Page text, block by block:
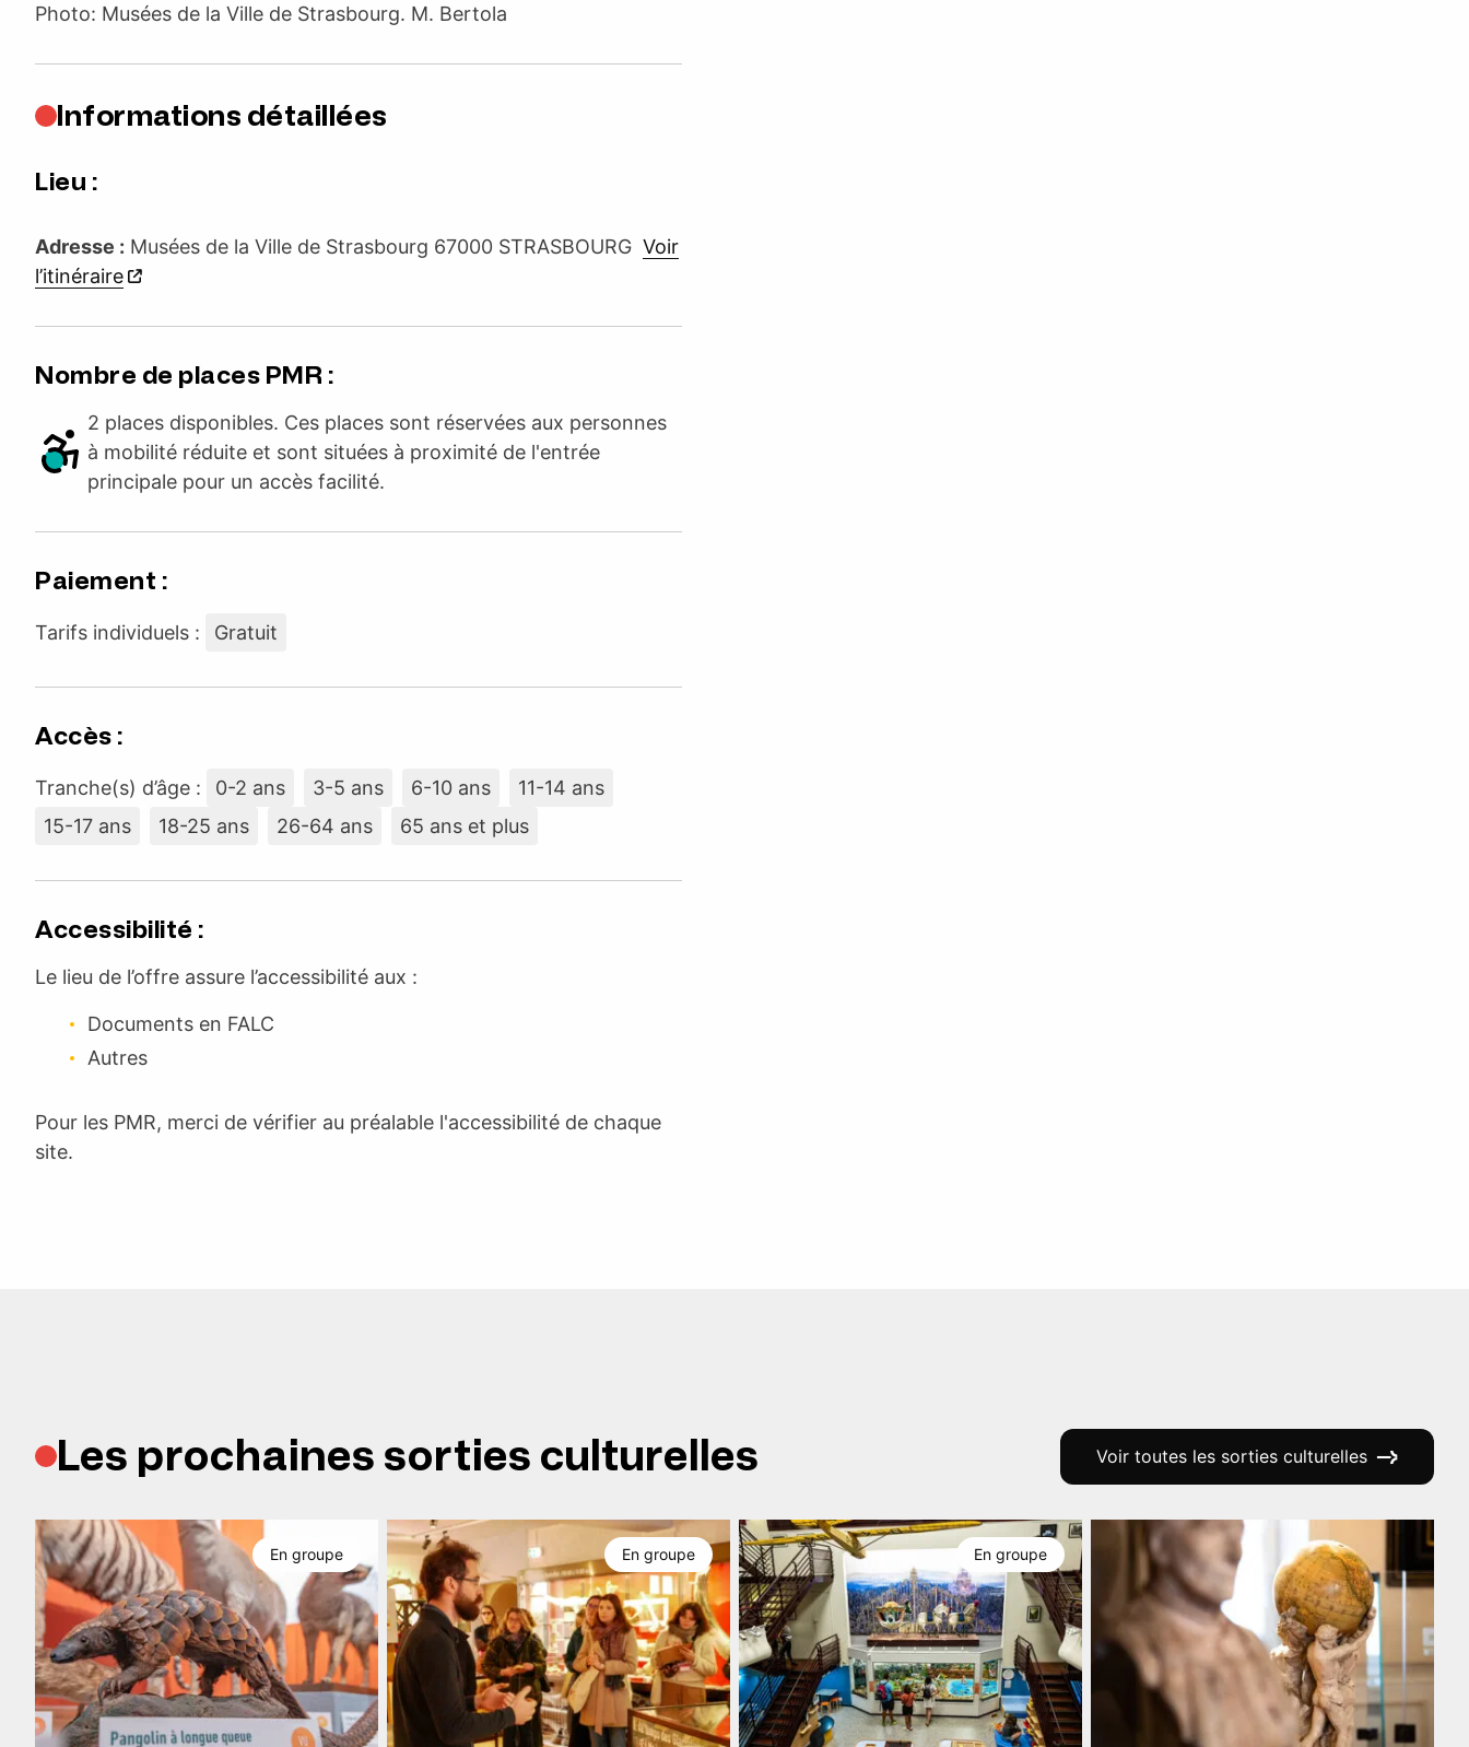
Photo: Musées de la Ville de Strasbourg. M. Bertola
Informations détaillées
Lieu :
Adresse : Musées de la Ville de Strasbourg 67000 STRASBOURG Voir
l’itinéraire
Nombre de places PMR :
2 places disponibles. Ces places sont réservées aux personnes
à mobilité réduite et sont situées à proximité de l'entrée
principale pour un accès facilité.
Paiement :
Tarifs individuels : Gratuit
Accès :
Tranche(s) d’âge : 0-2 ans 3-5 ans 6-10 ans
11-14 ans
15-17 ans
18-25 ans 26-64 ans 65 ans et plus
Accessibilité :
Le lieu de l’offre assure l’accessibilité aux :
Documents en FALC
Autres
Pour les PMR, merci de vérifier au préalable l'accessibilité de chaque
site.
Les prochaines sorties culturelles Voir toutes les sorties culturelles
En groupe En groupe En groupe